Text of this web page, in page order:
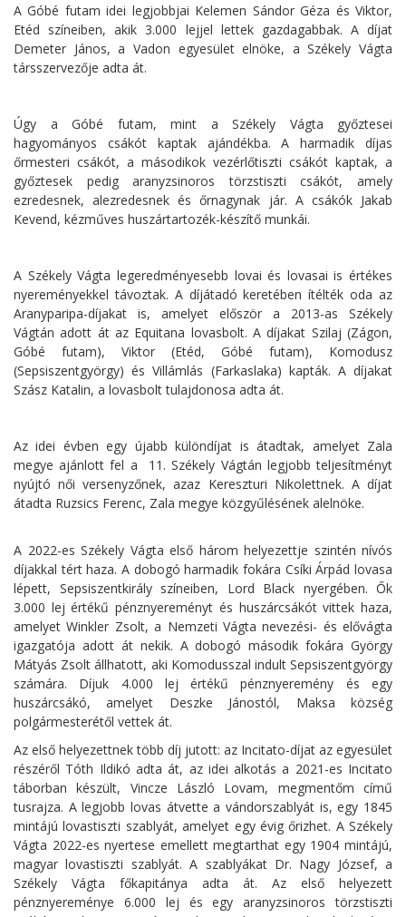
A Góbé futam idei legjobbjai Kelemen Sándor Géza és Viktor,
Etéd színeiben, akik 3.000 lejjel lettek gazdagabbak. A díjat
Demeter János, a Vadon egyesület elnöke, a Székely Vágta
társszervezője adta át.
Úgy a Góbé futam, mint a Székely Vágta győztesei
hagyományos csákót kaptak ajándékba. A harmadik díjas
őrmesteri csákót, a másodikok vezérlőtiszti csákót kaptak, a
győztesek pedig aranyzsinoros törzstiszti csákót, amely
ezredesnek, alezredesnek és őrnagynak jár. A csákók Jakab
Kevend, kézműves huszártartozék-készítő munkái.
A Székely Vágta legeredményesebb lovai és lovasai is értékes
nyereményekkel távoztak. A díjátadó keretében ítélték oda az
Aranyparipa-díjakat is, amelyet először a 2013-as Székely
Vágtán adott át az Equitana lovasbolt. A díjakat Szilaj (Zágon,
Góbé futam), Viktor (Etéd, Góbé futam), Komodusz
(Sepsiszentgyörgy) és Villámlás (Farkaslaka) kapták. A díjakat
Szász Katalin, a lovasbolt tulajdonosa adta át.
Az idei évben egy újabb különdíjat is átadtak, amelyet Zala
megye ajánlott fel a 11. Székely Vágtán legjobb teljesítményt
nyújtó női versenyzőnek, azaz Kereszturi Nikolettnek. A díjat
átadta Ruzsics Ferenc, Zala megye közgyűlésének alelnöke.
A 2022-es Székely Vágta első három helyezettje szintén nívós
díjakkal tért haza. A dobogó harmadik fokára Csíki Árpád lovasa
lépett, Sepsiszentkirály színeiben, Lord Black nyergében. Ők
3.000 lej értékű pénznyereményt és huszárcsákót vittek haza,
amelyet Winkler Zsolt, a Nemzeti Vágta nevezési- és elővágta
igazgatója adott át nekik. A dobogó második fokára György
Mátyás Zsolt állhatott, aki Komodusszal indult Sepsiszentgyörgy
számára. Díjuk 4.000 lej értékű pénznyeremény és egy
huszárcsákó, amelyet Deszke Jánostól, Maksa község
polgármesterétől vettek át.
Az első helyezettnek több díj jutott: az Incitato-díjat az egyesület
részéről Tóth Ildikó adta át, az idei alkotás a 2021-es Incitato
táborban készült, Vincze László Lovam, megmentőm című
tusrajza. A legjobb lovas átvette a vándorszablyát is, egy 1845
mintájú lovastiszti szablyát, amelyet egy évig őrizhet. A Székely
Vágta 2022-es nyertese emellett megtarthat egy 1904 mintájú,
magyar lovastiszti szablyát. A szablyákat Dr. Nagy József, a
Székely Vágta főkapitánya adta át. Az első helyezett
pénznyereménye 6.000 lej és egy aranyzsinoros törzstiszti